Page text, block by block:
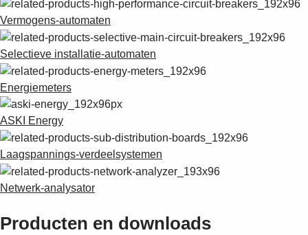
Vermogens-automaten
Selectieve installatie-automaten
Energiemeters
ASKI Energy
Laagspannings-verdeelsystemen
Netwerk-analysator
Producten en downloads